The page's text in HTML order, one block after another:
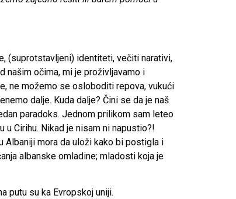
(suprotstavljeni) identiteti, večiti narativi,
našim očima, mi je proživljavamo i
ne možemo se osloboditi repova, vukući
dalje. Kuda dalje? Čini se da je naš
paradoks. Jednom prilikom sam leteo
u Cirihu. Nikad je nisam ni napustio?!
Albaniji mora da uloži kako bi postigla i
albanske omladine; mladosti koja je
putu su ka Evropskoj uniji.